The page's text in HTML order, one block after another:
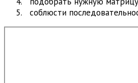
соблюсти